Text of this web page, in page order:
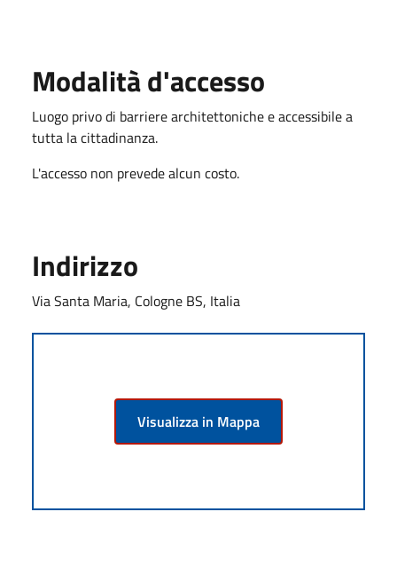
Modalità d'accesso
Luogo privo di barriere architettoniche e accessibile a
tutta la cittadinanza.
L'accesso non prevede alcun costo.
Indirizzo
Via Santa Maria, Cologne BS, Italia
Visualizza in Mappa